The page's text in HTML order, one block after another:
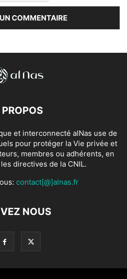
et interconnecté alNas use de
pour protéger la Vie privée et
membres ou adhérents, en
les directives de la CNIL.
contact[@]alnas.fr
NOUS